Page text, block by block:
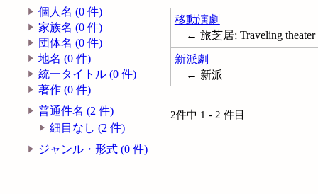
個人名 (0 件)
家族名 (0 件)
団体名 (0 件)
地名 (0 件)
統一タイトル (0 件)
著作 (0 件)
普通件名 (2 件)
細目なし (2 件)
ジャンル・形式 (0 件)
移動演劇
← 旅芝居; Traveling theater
新派劇
← 新派
2件中 1 - 2 件目